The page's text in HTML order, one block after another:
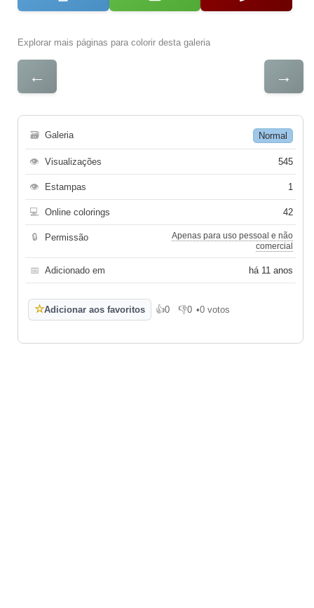
Explorar mais páginas para colorir desta galeria
← →
🗃 Galeria Normal
👁 Visualizações 545
👁 Estampas 1
💻 Online colorings 42
🔒 Permissão
Apenas para uso pessoal e não
comercial
📅 Adicionado em há 11 anos
☆Adicionar aos favoritos 👍0
Gosto👎0
Não gosto
•0 votos